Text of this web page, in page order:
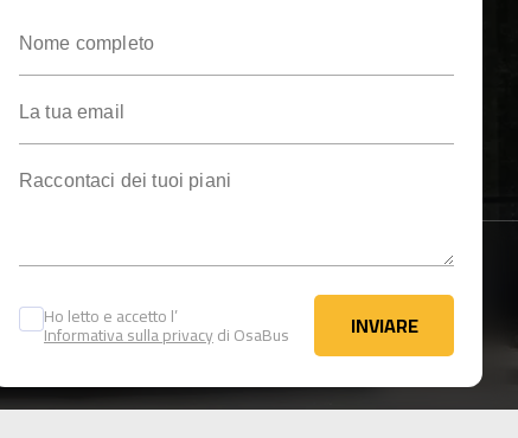
Ho letto e accetto l’
Informativa sulla privacydi OsaBus INVIARE
INVIARE